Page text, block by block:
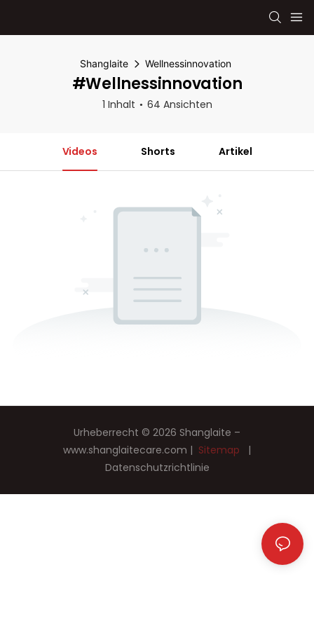
Shanglaite Wellnessinnovation
#Wellnessinnovation
1 Inhalt 64 Ansichten
Videos Shorts Artikel
Urheberrecht © 2026 Shanglaite –
www.shanglaitecare.com | Sitemap
|
Datenschutzrichtlinie